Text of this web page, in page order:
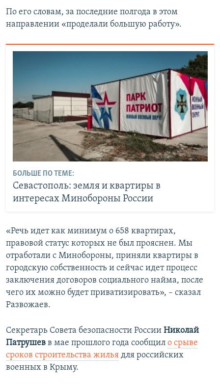
По его словам, за последние полгода в этом
направлении «проделали большую работу».
БОЛЬШЕ ПО ТЕМЕ:
Севастополь: земля и квартиры в
интересах Минобороны России
«Речь идет как минимум о 658 квартирах,
правовой статус которых не был прояснен. Мы
отработали с Минобороны, приняли квартиры в
городскую собственность и сейчас идет процесс
заключения договоров социального найма, после
чего их можно будет приватизировать», – сказал
Развожаев.
Секретарь Совета безопасности России Николай
Патрушев в мае прошлого года сообщил о срыве
сроков строительства жилья для российских
военных в Крыму.